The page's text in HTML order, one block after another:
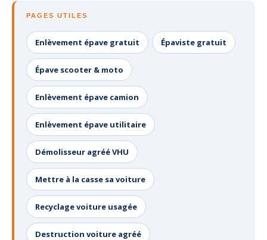
PAGES UTILES
Enlèvement épave gratuit Épaviste gratuit
Épave scooter & moto
Enlèvement épave camion
Enlèvement épave utilitaire
Démolisseur agréé VHU
Mettre à la casse sa voiture
Recyclage voiture usagée
Destruction voiture agréé